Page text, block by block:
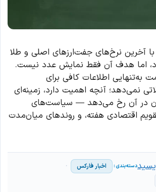
آخرین نرخ‌های جفت‌ارزهای اصلی و طلا
اما هدف آن فقط نمایش عدد نیست.
به‌تنهایی اطلاعات کافی برای
نمی‌دهد؛ آنچه اهمیت دارد، زمینه‌ای
در آن رخ می‌دهد — سیاست‌های
اقتصادی هفته، و روندهای میان‌مدت
اخبار فارکس